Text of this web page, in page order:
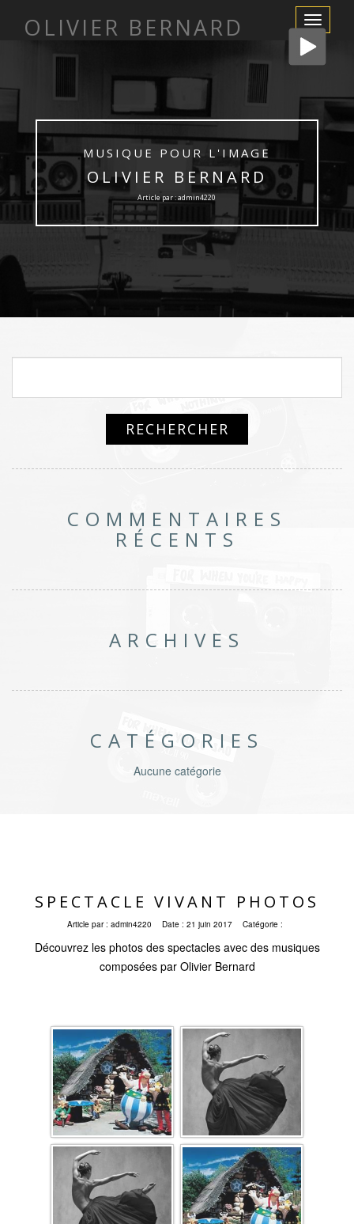
Afficher/
la
navigation
OLIVIER BERNARD
MUSIQUE POUR L'IMAGE
OLIVIER BERNARD
Article par : admin4220
COMMENTAIRES
RÉCENTS
ARCHIVES
CATÉGORIES
Aucune catégorie
SPECTACLE VIVANT PHOTOS
Article par : admin4220 Date : 21 juin 2017 Catégorie :
Découvrez les photos des spectacles avec des musiques
composées par Olivier Bernard